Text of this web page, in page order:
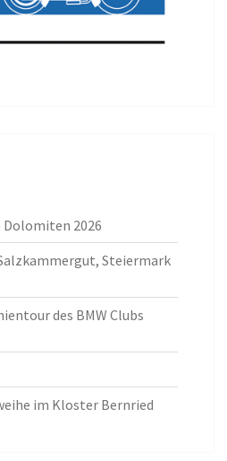
2026
Steiermark
des BMW Clubs
im Kloster Bernried